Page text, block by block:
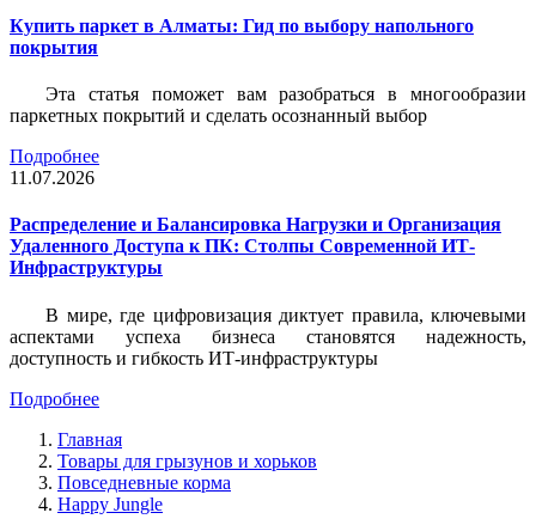
Купить паркет в Алматы: Гид по выбору напольного
покрытия
Эта статья поможет вам разобраться в многообразии
паркетных покрытий и сделать осознанный выбор
Подробнее
11.07.2026
Распределение и Балансировка Нагрузки и Организация
Удаленного Доступа к ПК: Столпы Современной ИТ-
Инфраструктуры
В мире, где цифровизация диктует правила, ключевыми
аспектами успеха бизнеса становятся надежность,
доступность и гибкость ИТ-инфраструктуры
Подробнее
Главная
Товары для грызунов и хорьков
Повседневные корма
Happy Jungle